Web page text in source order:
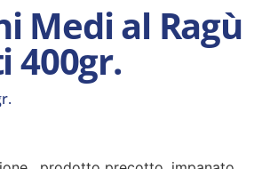
Medi al Ragù
400gr.